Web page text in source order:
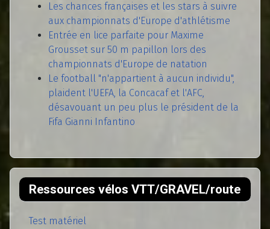
Les chances françaises et les stars à suivre
aux championnats d'Europe d'athlétisme
Entrée en lice parfaite pour Maxime
Grousset sur 50 m papillon lors des
championnats d'Europe de natation
Le football "n'appartient à aucun individu",
plaident l'UEFA, la Concacaf et l'AFC,
désavouant un peu plus le président de la
Fifa Gianni Infantino
Ressources vélos VTT/GRAVEL/route
Test matériel